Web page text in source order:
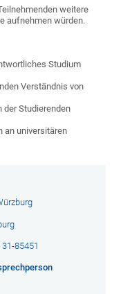
weitere
aufnehmen würden.
Studium
Verständnis von
der Studierenden
an universitären
85451